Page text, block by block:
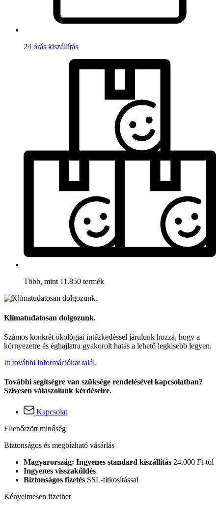
24 órás kiszállítás
Több, mint 11.850 termék
Klímatudatosan dolgozunk.
Számos konkrét ökológiai intézkedéssel járulunk hozzá, hogy a
környezetre és éghajlatra gyakorolt hatás a lehető legkisebb legyen.
Itt további információkat talál.
További segítségre van szüksége rendelésével kapcsolatban?
Szívesen válaszolunk kérdéseire.
Kapcsolat
Ellenőrzött minőség
Biztonságos és megbízható vásárlás
Magyarország: Ingyenes standard kiszállítás 24.000 Ft-tól
Ingyenes visszaküldés
Biztonságos fizetés SSL-titkosítással
Kényelmesen fizethet